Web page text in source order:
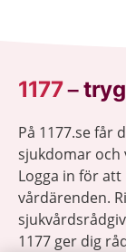
1177–
På 1177.se får
sjukdomar och
Logga in för
vårdärenden.
1177 ger dig